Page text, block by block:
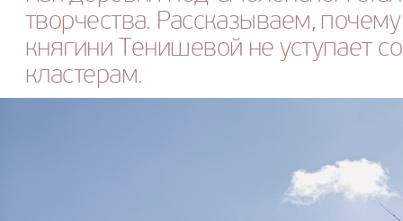
творчества. Рассказываем,
княгини Тенишевой не уступает
кластерам.